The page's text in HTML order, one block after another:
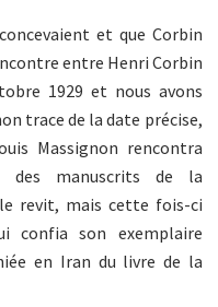
et que Corbin
entre Henri Corbin
1929 et nous avons
trace de la date précise,
Massignon rencontra
des manuscrits de la
revit, mais cette fois-ci
confia son exemplaire
en Iran du livre de la